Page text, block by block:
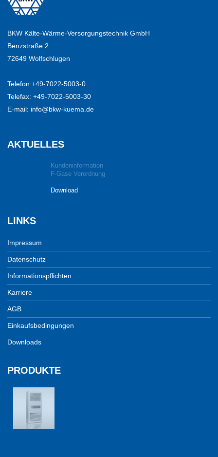
BKW Kälte-Wärme-Versorgungstechnik GmbH
Benzstraße 2
72649 Wolfschlugen
Telefon:+49-7022-5003-0
Telefax: +49-7022-5003-30
E-mail: info@bkw-kuema.de
AKTUELLES
Kundeninformation
F-Gase Verordnung
Download
LINKS
Impressum
Datenschutz
Informationspflichten
Karriere
AGB
Einkaufsbedingungen
Downloads
PRODUKTE